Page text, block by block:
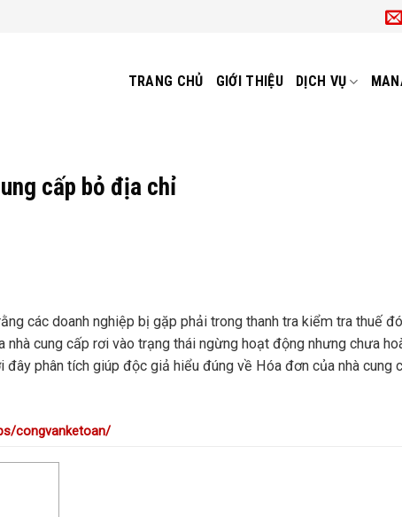
TRANG CHỦ GIỚI THIỆU DỊCH VỤ
cấp bỏ địa chỉ
các doanh nghiệp bị gặp phải trong thanh tra kiểm tra thuế
cung cấp rơi vào trạng thái ngừng hoạt động nhưng chưa
phân tích giúp độc giả hiểu đúng về Hóa đơn của nhà cung
congvanketoan/